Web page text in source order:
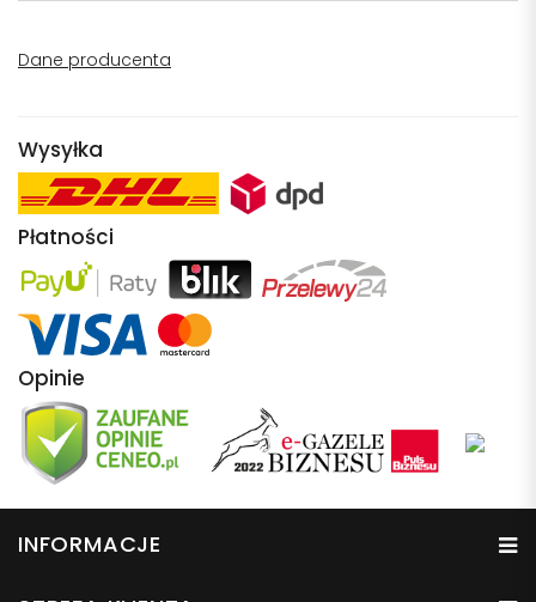
Dane producenta
Wysyłka
Płatności
Opinie
INFORMACJE